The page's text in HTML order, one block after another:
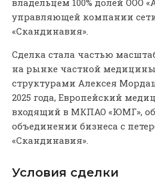
управляющей компании
«Скандинавия».
Сделка стала частью
на рынке частной
структурами Алексея
2025 года, Европейский
входящий в МКПАО «ЮМГ»,
объединении бизнеса с
«Скандинавия».
Условия сделки